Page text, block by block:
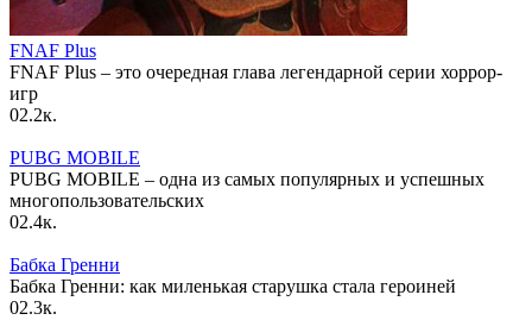
FNAF Plus
FNAF Plus – это очередная глава легендарной серии хоррор-
игр
02.2к.
PUBG MOBILE
PUBG MOBILE – одна из самых популярных и успешных
многопользовательских
02.4к.
Бабка Гренни
Бабка Гренни: как миленькая старушка стала героиней
02.3к.